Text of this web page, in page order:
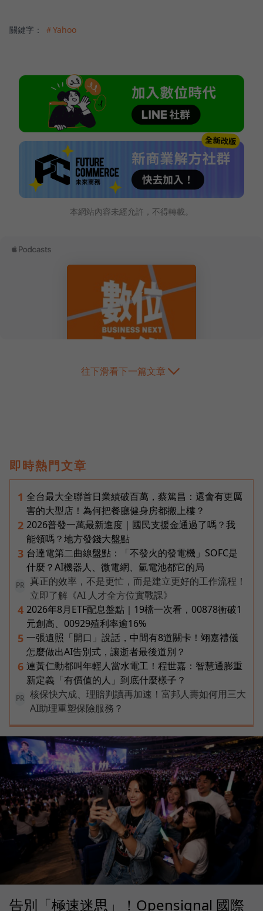
關鍵字： ＃Yahoo
本網站內容未經允許，不得轉載。
往下滑看下一篇文章
即時熱門文章
1 全台最大全聯首日業績破百萬，蔡篤昌：還會有更厲
害的大型店！為何把餐廳健身房都搬上樓？
2 2026普發一萬最新進度｜國民支援金通過了嗎？我
能領嗎？地方發錢大盤點
3 台達電第二曲線盤點：「不發火的發電機」SOFC是
什麼？AI機器人、微電網、氫電池都它的局
PR
真正的效率，不是更忙，而是建立更好的工作流程！
立即了解《AI 人才全方位實戰課》
4 2026年8月ETF配息盤點｜19檔一次看，00878衝破1
元創高、00929殖利率逾16%
5 一張遺照「開口」說話，中間有8道關卡！翊嘉禮儀
怎麼做出AI告別式，讓逝者最後道別？
6 連黃仁勳都叫年輕人當水電工！程世嘉：智慧通膨重
新定義「有價值的人」到底什麼樣子？
PR
核保快六成、理賠判讀再加速！富邦人壽如何用三大
AI助理重塑保險服務？
告別「極速迷思」！Opensignal 國際